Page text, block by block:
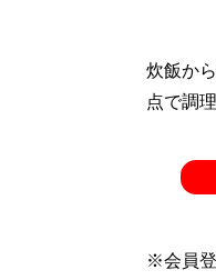
炊飯か
点で調
※会員登